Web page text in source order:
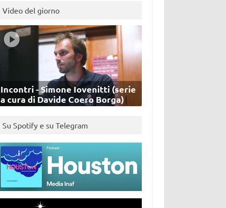
Video del giorno
Incontri - Simone Iovenitti (serie
a cura di Davide Coero Borga)
Su Spotify e su Telegram